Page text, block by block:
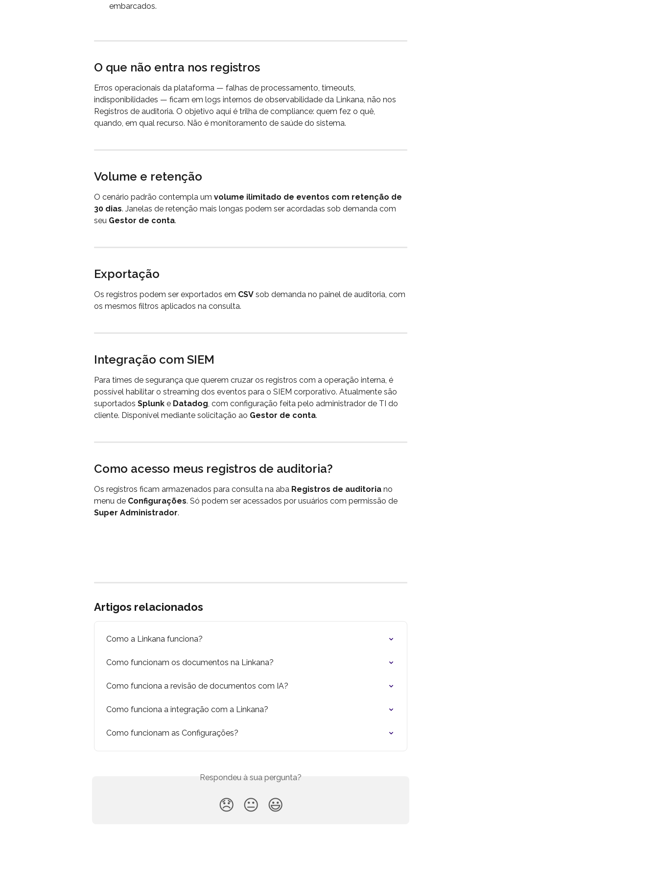
embarcados.
O que não entra nos registros
Erros operacionais da plataforma — falhas de processamento, timeouts,
indisponibilidades — ficam em logs internos de observabilidade da Linkana, não nos
Registros de auditoria. O objetivo aqui é trilha de compliance: quem fez o quê,
quando, em qual recurso. Não é monitoramento de saúde do sistema.
Volume e retenção
O cenário padrão contempla um volume ilimitado de eventos com retenção de
30 dias. Janelas de retenção mais longas podem ser acordadas sob demanda com
seu Gestor de conta.
Exportação
Os registros podem ser exportados em CSV sob demanda no painel de auditoria, com
os mesmos filtros aplicados na consulta.
Integração com SIEM
Para times de segurança que querem cruzar os registros com a operação interna, é
possível habilitar o streaming dos eventos para o SIEM corporativo. Atualmente são
suportados Splunk e Datadog, com configuração feita pelo administrador de TI do
cliente. Disponível mediante solicitação ao Gestor de conta.
Como acesso meus registros de auditoria?
Os registros ficam armazenados para consulta na aba Registros de auditoria no
menu de Configurações. Só podem ser acessados por usuários com permissão de
Super Administrador.
Artigos relacionados
Como a Linkana funciona?
Como funcionam os documentos na Linkana?
Como funciona a revisão de documentos com IA?
Como funciona a integração com a Linkana?
Como funcionam as Configurações?
Respondeu à sua pergunta?
😞 😐 😃